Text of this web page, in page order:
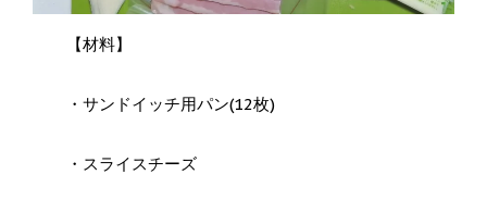
【材料】
・サンドイッチ用パン(12枚)
・スライスチーズ